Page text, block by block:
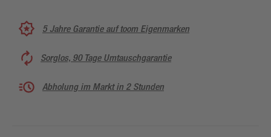
5 Jahre Garantie auf toom Eigenmarken
Sorglos, 90 Tage Umtauschgarantie
Abholung im Markt in 2 Stunden